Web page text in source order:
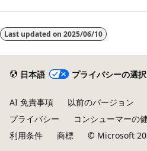
Last updated on 2025/06/10
日本語 プライバシーの選択
AI 免責事項 以前のバージョン
プライバシー
コンシューマーの
利用条件
商標 © Microsoft